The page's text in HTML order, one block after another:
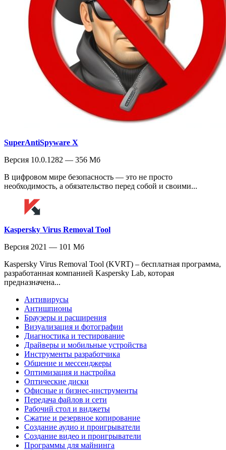
SuperAntiSpyware X
Версия 10.0.1282 — 356 Мб
В цифровом мире безопасность — это не просто
необходимость, а обязательство перед собой и своими...
Kaspersky Virus Removal Tool
Версия 2021 — 101 Мб
Кaspersky Virus Removal Tool (KVRT) – бесплатная программа,
разработанная компанией Kaspersky Lab, которая
предназначена...
Антивирусы
Антишпионы
Браузеры и расширения
Визуализация и фотографии
Диагностика и тестирование
Драйверы и мобильные устройства
Инструменты разработчика
Общение и мессенджеры
Оптимизация и настройка
Оптические диски
Офисные и бизнес-инструменты
Передача файлов и сети
Рабочий стол и виджеты
Сжатие и резервное копирование
Создание аудио и проигрыватели
Создание видео и проигрыватели
Программы для майнинга